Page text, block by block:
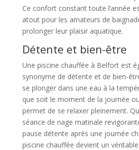
Ce confort constant toute l’année
atout pour les amateurs de
prolonger leur plaisir aquatique.
Détente et bien-être
Une piscine chauffée à Belfort est
synonyme de détente et de bien-
se plonger dans une eau à la
que soit le moment de la journée ou
permet de se relaxer pleinement.
séance de nage matinale
pause détente après une journée
piscine chauffée devient un